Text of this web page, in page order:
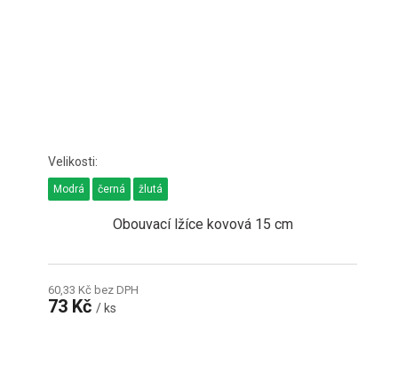
Obouvací lžíce kovová 15 cm
60,33 Kč bez DPH
73 Kč/ ks
Modrá černá žlutá